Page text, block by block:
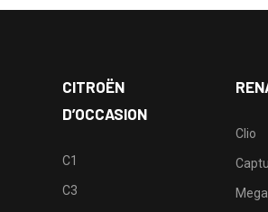
CITROËN
D’OCCASION
C1
C3
Clio